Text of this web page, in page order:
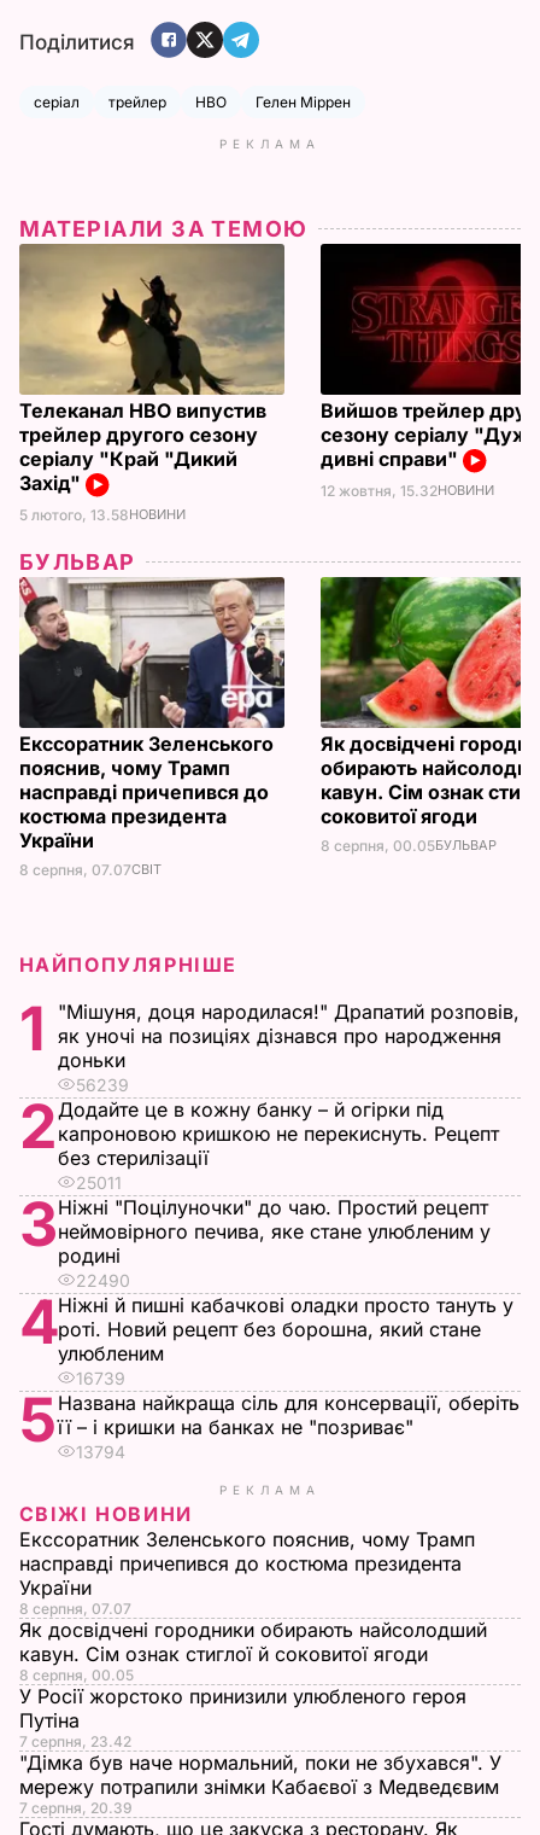
Поділитися
серіал трейлер HBO Гелен Міррен
РЕКЛАМА
МАТЕРІАЛИ ЗА ТЕМОЮ
Телеканал HBO випустив
трейлер другого сезону
серіалу "Край "Дикий
Захід"
5 лютого, 13.58НОВИНИ
Вийшов трейлер
сезону серіалу "Дуже
дивні справи"
12 жовтня, 15.32НОВИНИ
БУЛЬВАР
Екссоратник Зеленського
пояснив, чому Трамп
насправді причепився до
костюма президента
України
8 серпня, 07.07СВІТ
Як досвідчені
обирають
кавун. Сім ознак
соковитої ягоди
8 серпня, 00.05БУЛЬВАР
НАЙПОПУЛЯРНІШЕ
1
"Мішуня, доця народилася!" Драпатий розповів,
як уночі на позиціях дізнався про народження
доньки
56239
2 Додайте це в кожну банку – й огірки під
капроновою кришкою не перекиснуть. Рецепт
без стерилізації
25011
3Ніжні "Поцілуночки" до чаю. Простий рецепт
неймовірного печива, яке стане улюбленим у
родині
22490
4Ніжні й пишні кабачкові оладки просто тануть у
роті. Новий рецепт без борошна, який стане
улюбленим
16739
5 Названа найкраща сіль для консервації, оберіть
її – і кришки на банках не "позриває"
13794
РЕКЛАМА
СВІЖІ НОВИНИ
Екссоратник Зеленського пояснив, чому Трамп
насправді причепився до костюма президента
України
8 серпня, 07.07
Як досвідчені городники обирають найсолодший
кавун. Сім ознак стиглої й соковитої ягоди
8 серпня, 00.05
У Росії жорстоко принизили улюбленого героя
Путіна
7 серпня, 23.42
"Дімка був наче нормальний, поки не збухався". У
мережу потрапили знімки Кабаєвої з Медведєвим
7 серпня, 20.39
Гості думають, що це закуска з ресторану. Як